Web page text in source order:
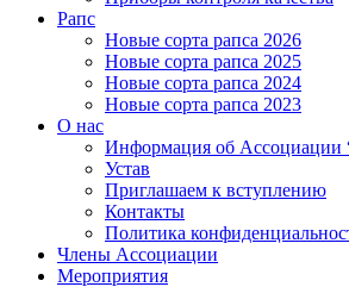
Рапс
Новые сорта рапса 2026
Новые сорта рапса 2025
Новые сорта рапса 2024
Новые сорта рапса 2023
О нас
Информация об
Устав
Приглашаем к вступлению
Контакты
Политика
Члены Ассоциации
Мероприятия